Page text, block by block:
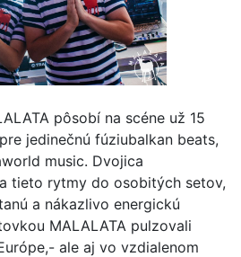
pôsobí na scéne už 15
jedinečnú fúziubalkan beats,
world music. Dvojica
tieto rytmy do osobitých setov,
a nákazlivo energickú
MALALATA pulzovali
,- ale aj vo vzdialenom